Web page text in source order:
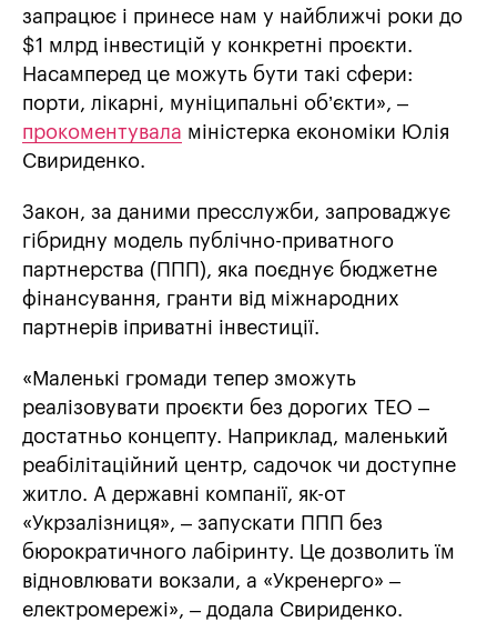
запрацює і принесе нам у найближчі роки до
$1 млрд інвестицій у конкретні проєкти.
Насамперед це можуть бути такі сфери:
порти, лікарні, муніципальні об’єкти», –
прокоментувала міністерка економіки Юлія
Свириденко.
Закон, за даними пресслужби, запроваджує
гібридну модель публічно-приватного
партнерства (ППП), яка поєднує бюджетне
фінансування, гранти від міжнародних
партнерів іприватні інвестиції.
«Маленькі громади тепер зможуть
реалізовувати проєкти без дорогих ТЕО –
достатньо концепту. Наприклад, маленький
реабілітаційний центр, садочок чи доступне
житло. А державні компанії, як-от
«Укрзалізниця», – запускати ППП без
бюрократичного лабіринту. Це дозволить їм
відновлювати вокзали, а «Укренерго» –
електромережі», – додала Свириденко.